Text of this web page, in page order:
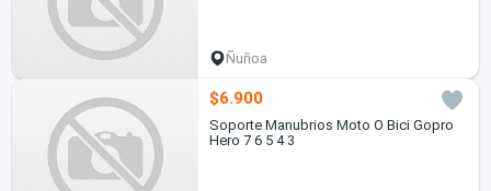
Ñuñoa
$6.900
Soporte Manubrios Moto O Bici Gopro
Hero 7 6 5 4 3